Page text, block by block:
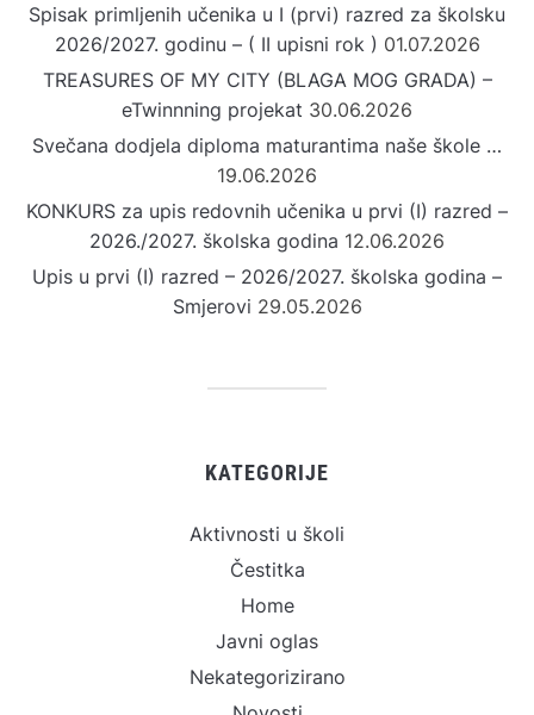
Spisak primljenih učenika u I (prvi) razred za školsku
2026/2027. godinu – ( II upisni rok ) 01.07.2026
TREASURES OF MY CITY (BLAGA MOG GRADA) –
eTwinnning projekat 30.06.2026
Svečana dodjela diploma maturantima naše škole …
19.06.2026
KONKURS za upis redovnih učenika u prvi (I) razred –
2026./2027. školska godina 12.06.2026
Upis u prvi (I) razred – 2026/2027. školska godina –
Smjerovi 29.05.2026
KATEGORIJE
Aktivnosti u školi
Čestitka
Home
Javni oglas
Nekategorizirano